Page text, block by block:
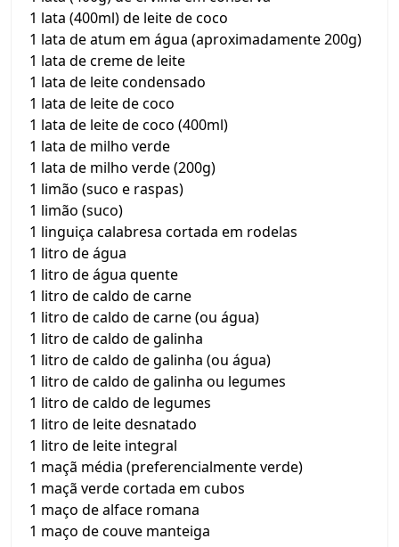
1 lata (400ml) de leite de coco
1 lata de atum em água (aproximadamente 200g)
1 lata de creme de leite
1 lata de leite condensado
1 lata de leite de coco
1 lata de leite de coco (400ml)
1 lata de milho verde
1 lata de milho verde (200g)
1 limão (suco e raspas)
1 limão (suco)
1 linguiça calabresa cortada em rodelas
1 litro de água
1 litro de água quente
1 litro de caldo de carne
1 litro de caldo de carne (ou água)
1 litro de caldo de galinha
1 litro de caldo de galinha (ou água)
1 litro de caldo de galinha ou legumes
1 litro de caldo de legumes
1 litro de leite desnatado
1 litro de leite integral
1 maçã média (preferencialmente verde)
1 maçã verde cortada em cubos
1 maço de alface romana
1 maço de couve manteiga